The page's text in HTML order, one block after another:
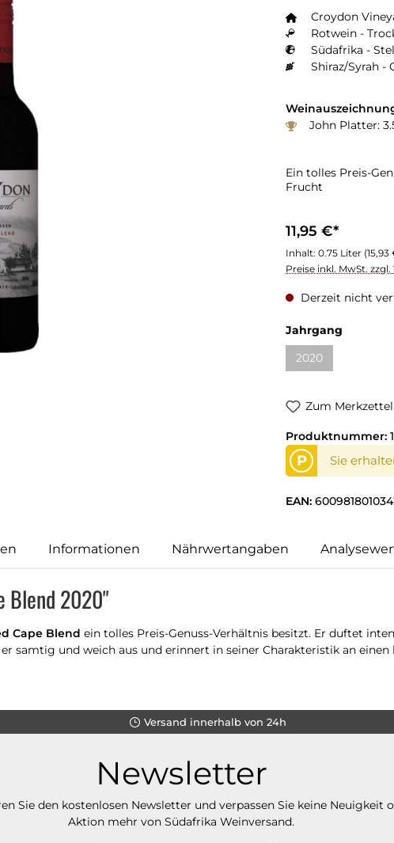
Croydon
Rotwein -
Südafrika -
Shiraz/Syrah -
John Platter:
Ein tolles Preis-
Frucht
11,95 €*
Inhalt: 0.75 Liter (15,93
Preise inkl. MwSt.
Derzeit nicht
Jahrgang
2020(Diese Option ist
Zum
Produktnummer:
P Sie
EAN:
Informationen Nährwertangaben
Blend 2020"
Cape Blend ein tolles Preis-Genuss-Verhältnis besitzt. Er duftet
samtig und weich aus und erinnert in seiner Charakteristik an einen
Versand innerhalb von 24h
Newsletter
Sie den kostenlosen Newsletter und verpassen Sie keine Neuigkeit
Aktion mehr von Südafrika Weinversand.